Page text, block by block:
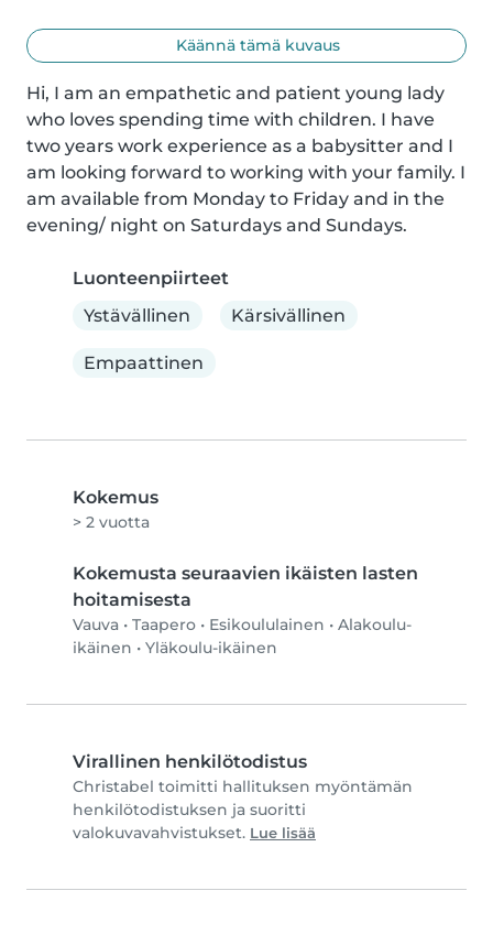
Käännä tämä kuvaus
Hi, I am an empathetic and patient young lady
who loves spending time with children. I have
two years work experience as a babysitter and I
am looking forward to working with your family. I
am available from Monday to Friday and in the
evening/ night on Saturdays and Sundays.
Luonteenpiirteet
Ystävällinen
Kärsivällinen
Empaattinen
Kokemus
> 2 vuotta
Kokemusta seuraavien ikäisten lasten
hoitamisesta
Vauva • Taapero • Esikoululainen • Alakoulu-
ikäinen • Yläkoulu-ikäinen
Virallinen henkilötodistus
Christabel toimitti hallituksen myöntämän
henkilötodistuksen ja suoritti
valokuvavahvistukset. Lue lisää